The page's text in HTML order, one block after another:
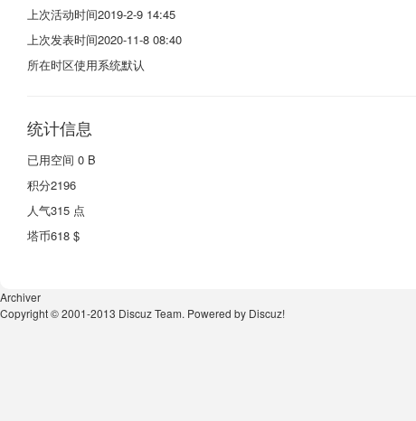
上次活动时间2019-2-9 14:45
上次发表时间2020-11-8 08:40
所在时区使用系统默认
统计信息
已用空间 0 B
积分2196
人气315 点
塔币618 $
Archiver
Copyright © 2001-2013 Discuz Team. Powered by Discuz!